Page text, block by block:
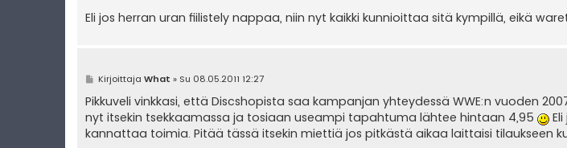
Eli jos herran uran fiilistely nappaa, niin nyt kaikki kunnioittaa sitä kympillä, eikä
V
e
s
t
i
Kirjoittaja What » Su 08.05.2011 12:27
Pikkuveli vinkkasi, että Discshopista saa kampanjan yhteydessä WWE:n vuoden
nyt itsekin tsekkaamassa ja tosiaan useampi tapahtuma lähtee hintaan 4,95
kannattaa toimia. Pitää tässä itsekin miettiä jos pitkästä aikaa laittaisi tilaukseen